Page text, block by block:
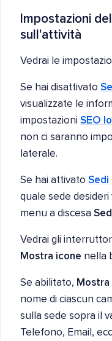
Impostazioni
sull'attività
Vedrai le
Se hai disattivato
visualizzate le
impostazioni SEO
non ci saranno
laterale.
Se hai attivato Sedi
quale sede desideri
menu a discesa
Vedrai gli
Mostra icone nella
Se abilitato,
nome di ciascun
sulla sede sopra il
Telefono, Email,